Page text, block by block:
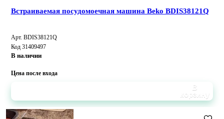
Встраиваемая посудомоечная машина Beko BDIS38121Q
Арт. BDIS38121Q
Код 31409497
В наличии
Цена после входа
В
корзину